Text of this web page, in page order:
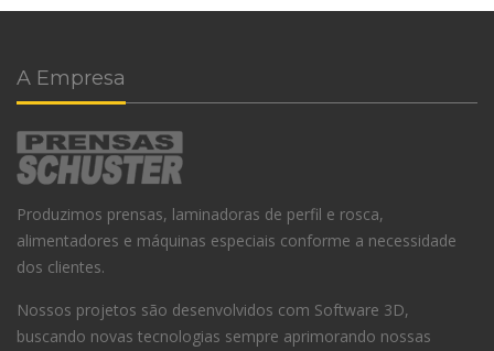
A Empresa
Produzimos prensas, laminadoras de perfil e rosca,
alimentadores e máquinas especiais conforme a necessidade
dos clientes.
Nossos projetos são desenvolvidos com Software 3D,
buscando novas tecnologias sempre aprimorando nossas